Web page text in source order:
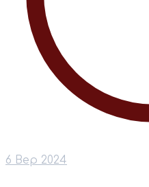
6 Вер 2024